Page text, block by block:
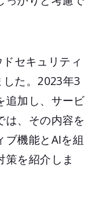
セキュリティ
した。2023年3
追加し、サービ
は、その内容を
ブ機能とAIを組
策を紹介しま